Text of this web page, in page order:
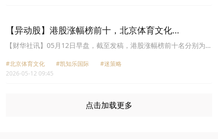
【异动股】港股涨幅榜前十，北京体育文化
(01803.HK)涨34.44%，凯知乐国际(02122.HK)涨
【财华社讯】05月12日早盘，截至发稿，港股涨幅榜前十名分别为北
13.33%、迷策略(02440.HK)涨幅12.57%、裕承科金(00279.HK)涨幅
10.20%、南方两倍做多Coinbase(07711.HK)涨幅10.10%、KFM金
幅8.91%、沪港联合(01001.HK)涨幅8.57%。
#北京体育文化 #凯知乐国际
#迷策略
2026-05-12 09:45
点击加载更多